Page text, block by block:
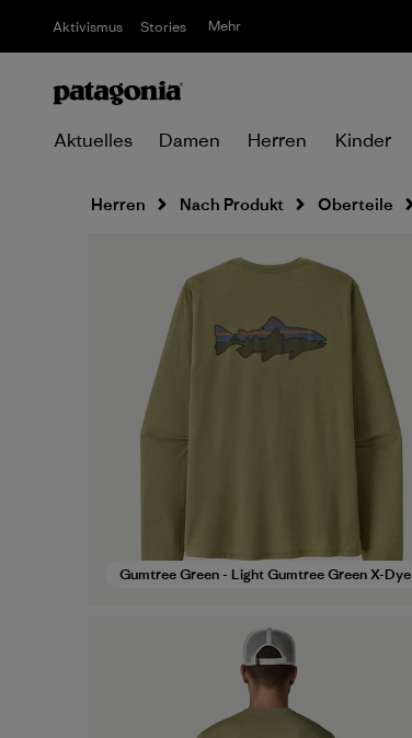
Aktivismus Stories Mehr
Aktuelles Damen Herren Kinder
Herren Nach Produkt Oberteile
Gumtree Green - Light Gumtree Green X-Dye